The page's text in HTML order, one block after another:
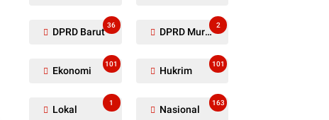
DPRD Barut
36
DPRD Murung Raya
2
Ekonomi
101
Hukrim
101
Lokal
1
Nasional
163